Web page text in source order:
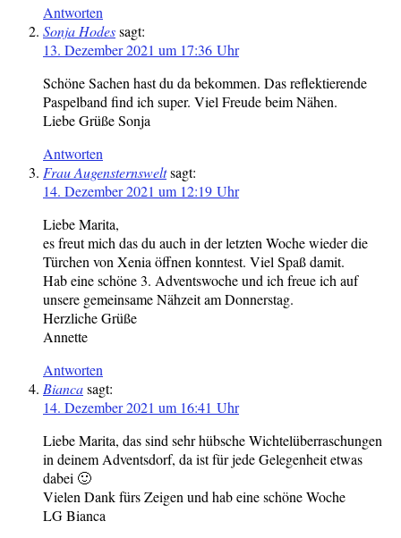
Antworten
Sonja Hodessagt:
13. Dezember 2021 um 17:36 Uhr
Schöne Sachen hast du da bekommen. Das reflektierende
Paspelband find ich super. Viel Freude beim Nähen.
Liebe Grüße Sonja
Antworten
Frau Augensternsweltsagt:
14. Dezember 2021 um 12:19 Uhr
Liebe Marita,
es freut mich das du auch in der letzten Woche wieder die
Türchen von Xenia öffnen konntest. Viel Spaß damit.
Hab eine schöne 3. Adventswoche und ich freue ich auf
unsere gemeinsame Nähzeit am Donnerstag.
Herzliche Grüße
Annette
Antworten
Biancasagt:
14. Dezember 2021 um 16:41 Uhr
Liebe Marita, das sind sehr hübsche Wichtelüberraschungen
in deinem Adventsdorf, da ist für jede Gelegenheit etwas
dabei 🙂
Vielen Dank fürs Zeigen und hab eine schöne Woche
LG Bianca